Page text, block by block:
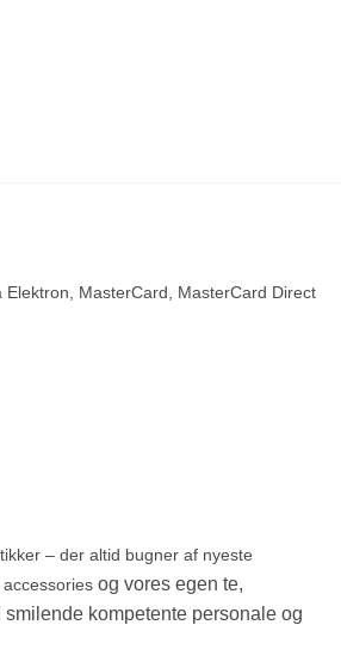
Elektron, MasterCard, MasterCard Direct
– der altid bugner af nyeste
og vores egen te,
kompetente personale og